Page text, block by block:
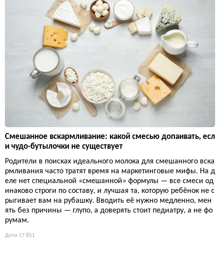
Смешанное вскармливание: какой смесью допаивать, есл
и чудо-бутылочки не существует
Родители в поисках идеального молока для смешанного вска
рмливания часто тратят время на маркетинговые мифы. На д
еле нет специальной «смешанной» формулы — все смеси од
инаково строги по составу, и лучшая та, которую ребёнок не с
рыгивает вам на рубашку. Вводить её нужно медленно, мен
ять без причины — глупо, а доверять стоит педиатру, а не фо
румам.
Дети 17 851